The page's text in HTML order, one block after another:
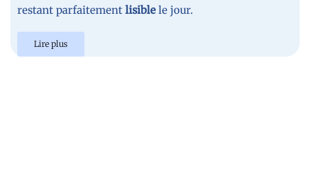
restant parfaitement lisible le jour.
Lire plus